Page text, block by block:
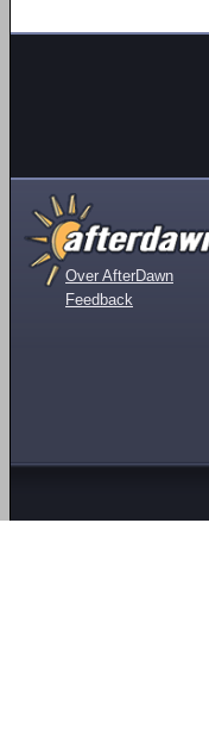
Over AfterDawn
Feedback